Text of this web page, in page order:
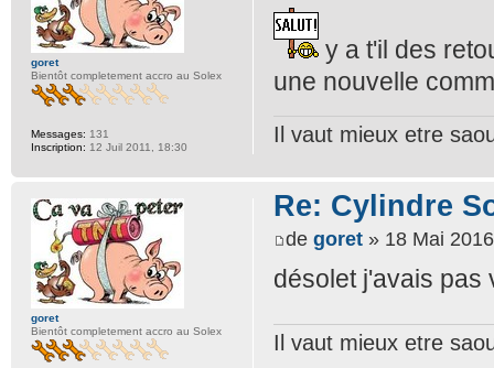
y a t'il des
une nouvelle
Il vaut mieux etre
goret
Bientôt completement accro au Solex
Messages: 131
Inscription: 12 Juil 2011, 18:30
Re: Cylindre
de goret » 18 Mai
désolet j'avais pas
Il vaut mieux etre
goret
Bientôt completement accro au Solex